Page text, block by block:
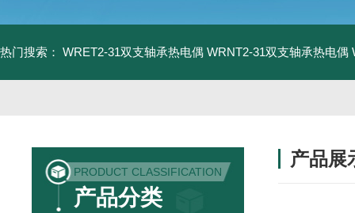
热门搜索： WRET2-31双支轴承热电偶 WRNT2-31双支轴承热电偶
PRODUCT CLASSIFICATION
产品分类
产品展